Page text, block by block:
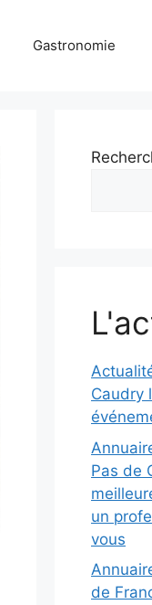
Gastronomie
Caudry
Pas de
un
vous
de